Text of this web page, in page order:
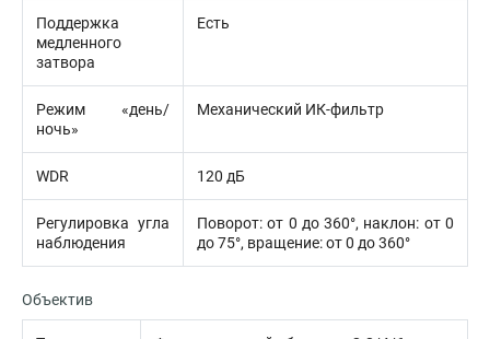
Поддержка
медленного
затвора
Есть
Режим «день/
ночь»
Механический ИК-фильтр
WDR 120 дБ
Регулировка угла
наблюдения
Поворот: от 0 до 360°, наклон: от 0
до 75°, вращение: от 0 до 360°
Объектив